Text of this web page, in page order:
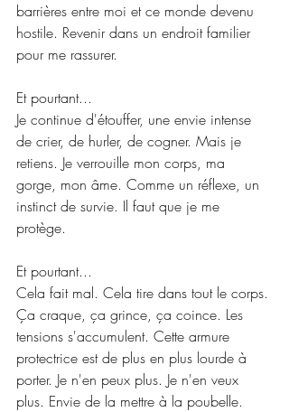
barrières entre moi et ce monde devenu
hostile. Revenir dans un endroit familier
pour me rassurer.
Et pourtant...
Je continue d'étouffer, une envie intense
de crier, de hurler, de cogner. Mais je
retiens. Je verrouille mon corps, ma
gorge, mon âme. Comme un réflexe, un
instinct de survie. Il faut que je me
protège.
Et pourtant...
Cela fait mal. Cela tire dans tout le corps.
Ça craque, ça grince, ça coince. Les
tensions s'accumulent. Cette armure
protectrice est de plus en plus lourde à
porter. Je n'en peux plus. Je n'en veux
plus. Envie de la mettre à la poubelle.